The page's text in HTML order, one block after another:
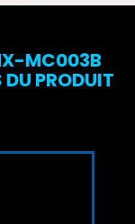
MC003B
DU PRODUIT